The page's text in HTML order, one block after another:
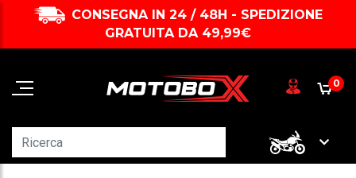
CONSEGNA IN 24 / 48H - SPEDIZIONE
GRATUITA DA 49,99€
0